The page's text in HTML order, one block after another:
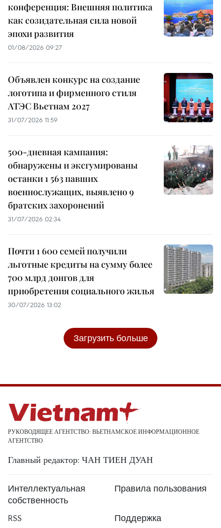
конференция: Внешняя политика
как созидательная сила новой
эпохи развития
01/08/2026 09:27
Объявлен конкурс на создание
логотипа и фирменного стиля
АТЭС Вьетнам 2027
31/07/2026 11:59
500-дневная кампания:
обнаружены и эксгумированы
останки 1 563 павших
военнослужащих, выявлено 9
братских захоронений
31/07/2026 02:34
Почти 1 600 семей получили
льготные кредиты на сумму более
700 млрд донгов для
приобретения социального жилья
30/07/2026 13:02
Загрузить больше
РУКОВОДЯЩЕЕ АГЕНТСТВО: ВЬЕТНАМСКОЕ ИНФОРМАЦИОННОЕ
АГЕНТСТВО
Главный редактор: ЧАН ТИЕН ДУАН
Интеллектуальная
собственность
Правила пользования
RSS Поддержка